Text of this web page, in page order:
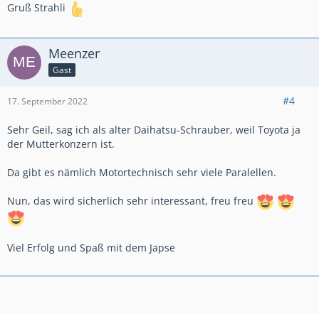
Gruß Strahli
Meenzer
Gast
17. September 2022 #4
Sehr Geil, sag ich als alter Daihatsu-Schrauber, weil Toyota ja
der Mutterkonzern ist.
Da gibt es nämlich Motortechnisch sehr viele Paralellen.
Nun, das wird sicherlich sehr interessant, freu freu
Viel Erfolg und Spaß mit dem Japse